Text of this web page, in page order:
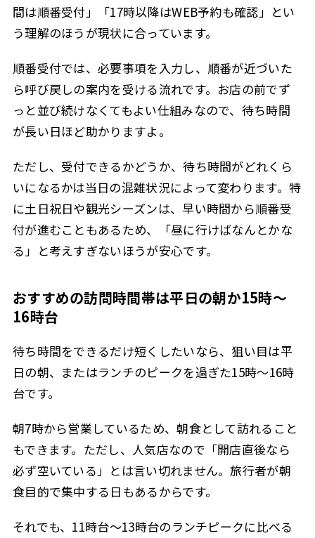
間は順番受付」「17時以降はWEB予約も確認」とい
う理解のほうが現状に合っています。
順番受付では、必要事項を入力し、順番が近づいた
ら呼び戻しの案内を受ける流れです。お店の前でず
っと並び続けなくてもよい仕組みなので、待ち時間
が長い日ほど助かりますよ。
ただし、受付できるかどうか、待ち時間がどれくら
いになるかは当日の混雑状況によって変わります。特
に土日祝日や観光シーズンは、早い時間から順番受
付が進むこともあるため、「昼に行けばなんとかな
る」と考えすぎないほうが安心です。
おすすめの訪問時間帯は平日の朝か15時〜
16時台
待ち時間をできるだけ短くしたいなら、狙い目は平
日の朝、またはランチのピークを過ぎた15時〜16時
台です。
朝7時から営業しているため、朝食として訪れること
もできます。ただし、人気店なので「開店直後なら
必ず空いている」とは言い切れません。旅行者が朝
食目的で集中する日もあるからです。
それでも、11時台〜13時台のランチピークに比べる